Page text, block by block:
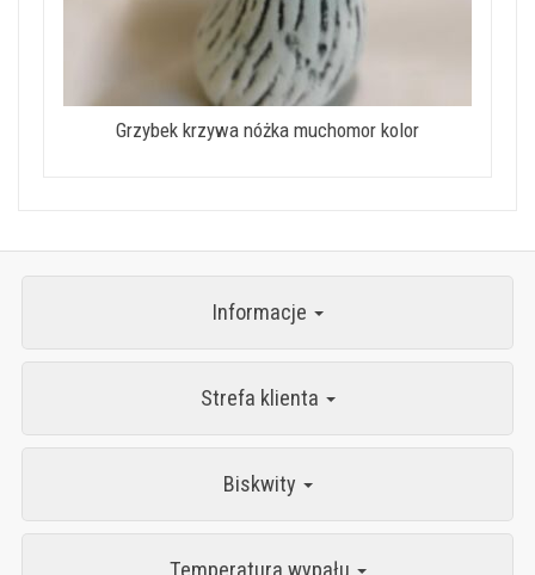
Grzybek krzywa nóżka muchomor kolor
Informacje
Strefa klienta
Biskwity
Temperatura wypału